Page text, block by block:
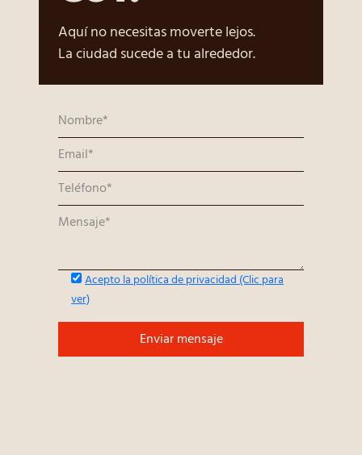
Aquí no necesitas moverte lejos.
La ciudad sucede a tu alrededor.
Acepto la política de privacidad (Clic para
ver)